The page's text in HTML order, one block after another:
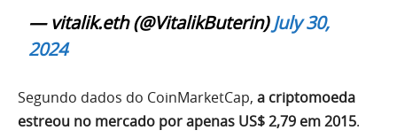
— vitalik.eth (@VitalikButerin)July 30,
2024
Segundo dados do CoinMarketCap, a criptomoeda
estreou no mercado por apenas US$ 2,79 em 2015.